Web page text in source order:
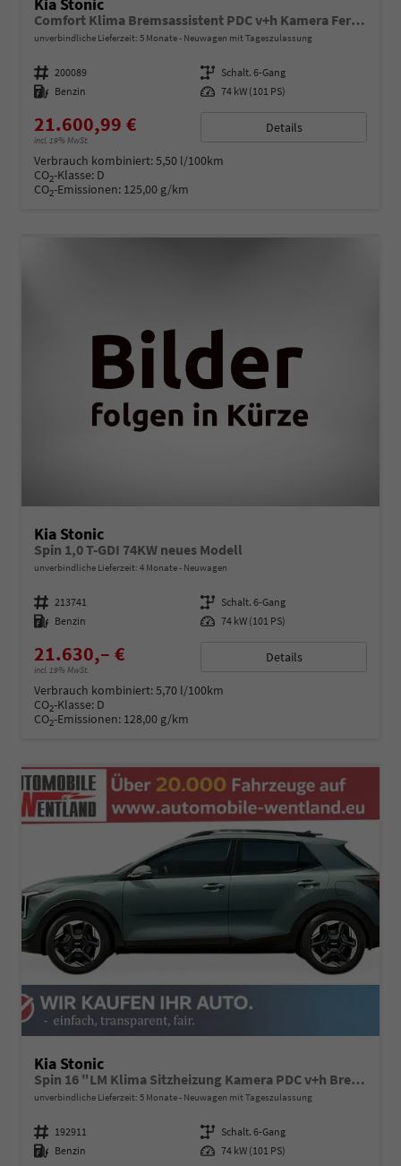
Kia Stonic
Comfort Klima Bremsassistent PDC v+h Kamera Fernlichtassistent Spurhalteassistent
unverbindliche Lieferzeit: 5 Monate Neuwagen mit Tageszulassung
Fahrzeugnummer 200089 Getriebe Schalt. 6-Gang
Kraftstoff Benzin Leistung 74 kW (101 PS)
21.600,99 €
incl. 19% MwSt.
Details
Verbrauch kombiniert:5,50 l/100km
CO2-Klasse: D
CO2-Emissionen: 125,00 g/km
Kia Stonic
Spin 1,0 T-GDI 74KW neues Modell
unverbindliche Lieferzeit: 4 Monate Neuwagen
Fahrzeugnummer 213741 Getriebe Schalt. 6-Gang
Kraftstoff Benzin Leistung 74 kW (101 PS)
21.630,– €
incl. 19% MwSt.
Details
Verbrauch kombiniert:5,70 l/100km
CO2-Klasse: D
CO2-Emissionen: 128,00 g/km
Kia Stonic
Spin 16 "LM Klima Sitzheizung Kamera PDC v+h Bremsassistent Lenkradheizung
unverbindliche Lieferzeit: 5 Monate Neuwagen mit Tageszulassung
Fahrzeugnummer 192911 Getriebe Schalt. 6-Gang
Kraftstoff Benzin Leistung 74 kW (101 PS)